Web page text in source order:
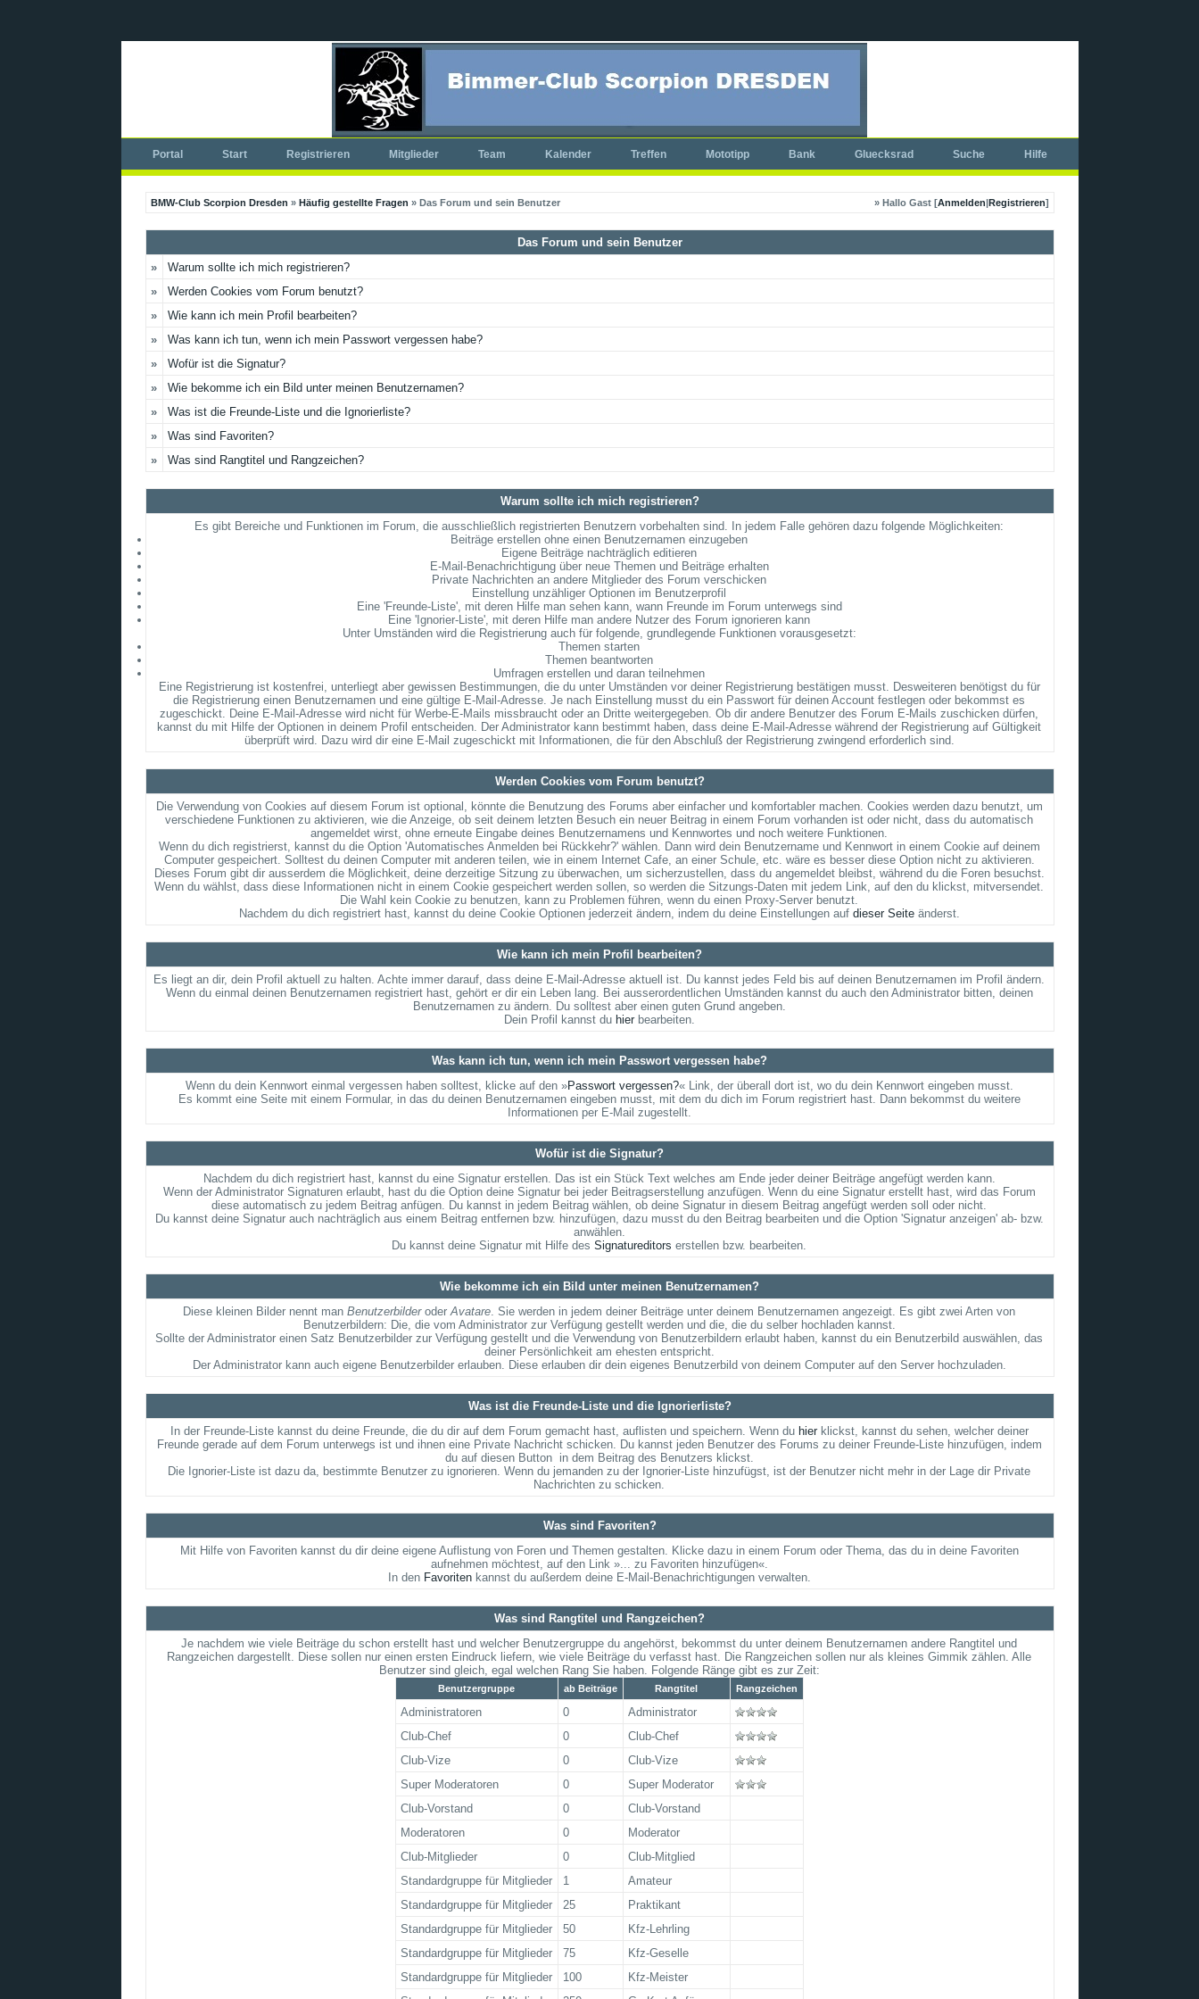
Portal Start Registrieren Mitglieder Team Kalender Treffen Mototipp Bank Gluecksrad Suche Hilfe
BMW-Club Scorpion Dresden » Häufig gestellte Fragen » Das Forum und sein Benutzer » Hallo Gast [Anmelden|Registrieren]
Das Forum und sein Benutzer
»
Warum sollte ich mich registrieren?
»
Werden Cookies vom Forum benutzt?
»
Wie kann ich mein Profil bearbeiten?
»
Was kann ich tun, wenn ich mein Passwort vergessen habe?
»
Wofür ist die Signatur?
»
Wie bekomme ich ein Bild unter meinen Benutzernamen?
»
Was ist die Freunde-Liste und die Ignorierliste?
»
Was sind Favoriten?
»
Was sind Rangtitel und Rangzeichen?
Warum sollte ich mich registrieren?
Es gibt Bereiche und Funktionen im Forum, die ausschließlich registrierten Benutzern vorbehalten sind. In jedem Falle gehören dazu folgende Möglichkeiten:
Beiträge erstellen ohne einen Benutzernamen einzugeben
Eigene Beiträge nachträglich editieren
E-Mail-Benachrichtigung über neue Themen und Beiträge erhalten
Private Nachrichten an andere Mitglieder des Forum verschicken
Einstellung unzähliger Optionen im Benutzerprofil
Eine 'Freunde-Liste', mit deren Hilfe man sehen kann, wann Freunde im Forum unterwegs sind
Eine 'Ignorier-Liste', mit deren Hilfe man andere Nutzer des Forum ignorieren kann
Unter Umständen wird die Registrierung auch für folgende, grundlegende Funktionen vorausgesetzt:
Themen starten
Themen beantworten
Umfragen erstellen und daran teilnehmen
Eine Registrierung ist kostenfrei, unterliegt aber gewissen Bestimmungen, die du unter Umständen vor deiner Registrierung bestätigen musst. Desweiteren benötigst du für
die Registrierung einen Benutzernamen und eine gültige E-Mail-Adresse. Je nach Einstellung musst du ein Passwort für deinen Account festlegen oder bekommst es
zugeschickt. Deine E-Mail-Adresse wird nicht für Werbe-E-Mails missbraucht oder an Dritte weitergegeben. Ob dir andere Benutzer des Forum E-Mails zuschicken dürfen,
kannst du mit Hilfe der Optionen in deinem Profil entscheiden. Der Administrator kann bestimmt haben, dass deine E-Mail-Adresse während der Registrierung auf Gültigkeit
überprüft wird. Dazu wird dir eine E-Mail zugeschickt mit Informationen, die für den Abschluß der Registrierung zwingend erforderlich sind.
Werden Cookies vom Forum benutzt?
Die Verwendung von Cookies auf diesem Forum ist optional, könnte die Benutzung des Forums aber einfacher und komfortabler machen. Cookies werden dazu benutzt, um
verschiedene Funktionen zu aktivieren, wie die Anzeige, ob seit deinem letzten Besuch ein neuer Beitrag in einem Forum vorhanden ist oder nicht, dass du automatisch
angemeldet wirst, ohne erneute Eingabe deines Benutzernamens und Kennwortes und noch weitere Funktionen.
Wenn du dich registrierst, kannst du die Option 'Automatisches Anmelden bei Rückkehr?' wählen. Dann wird dein Benutzername und Kennwort in einem Cookie auf deinem
Computer gespeichert. Solltest du deinen Computer mit anderen teilen, wie in einem Internet Cafe, an einer Schule, etc. wäre es besser diese Option nicht zu aktivieren.
Dieses Forum gibt dir ausserdem die Möglichkeit, deine derzeitige Sitzung zu überwachen, um sicherzustellen, dass du angemeldet bleibst, während du die Foren besuchst.
Wenn du wählst, dass diese Informationen nicht in einem Cookie gespeichert werden sollen, so werden die Sitzungs-Daten mit jedem Link, auf den du klickst, mitversendet.
Die Wahl kein Cookie zu benutzen, kann zu Problemen führen, wenn du einen Proxy-Server benutzt.
Nachdem du dich registriert hast, kannst du deine Cookie Optionen jederzeit ändern, indem du deine Einstellungen auf dieser Seiteänderst.
Wie kann ich mein Profil bearbeiten?
Es liegt an dir, dein Profil aktuell zu halten. Achte immer darauf, dass deine E-Mail-Adresse aktuell ist. Du kannst jedes Feld bis auf deinen Benutzernamen im Profil ändern.
Wenn du einmal deinen Benutzernamen registriert hast, gehört er dir ein Leben lang. Bei ausserordentlichen Umständen kannst du auch den Administrator bitten, deinen
Benutzernamen zu ändern. Du solltest aber einen guten Grund angeben.
Dein Profil kannst du hierbearbeiten.
Was kann ich tun, wenn ich mein Passwort vergessen habe?
Wenn du dein Kennwort einmal vergessen haben solltest, klicke auf den »Passwort vergessen?« Link, der überall dort ist, wo du dein Kennwort eingeben musst.
Es kommt eine Seite mit einem Formular, in das du deinen Benutzernamen eingeben musst, mit dem du dich im Forum registriert hast. Dann bekommst du weitere
Informationen per E-Mail zugestellt.
Wofür ist die Signatur?
Nachdem du dich registriert hast, kannst du eine Signatur erstellen. Das ist ein Stück Text welches am Ende jeder deiner Beiträge angefügt werden kann.
Wenn der Administrator Signaturen erlaubt, hast du die Option deine Signatur bei jeder Beitragserstellung anzufügen. Wenn du eine Signatur erstellt hast, wird das Forum
diese automatisch zu jedem Beitrag anfügen. Du kannst in jedem Beitrag wählen, ob deine Signatur in diesem Beitrag angefügt werden soll oder nicht.
Du kannst deine Signatur auch nachträglich aus einem Beitrag entfernen bzw. hinzufügen, dazu musst du den Beitrag bearbeiten und die Option 'Signatur anzeigen' ab- bzw.
anwählen.
Du kannst deine Signatur mit Hilfe des Signatureditors erstellen bzw. bearbeiten.
Wie bekomme ich ein Bild unter meinen Benutzernamen?
Diese kleinen Bilder nennt man BenutzerbilderoderAvatare. Sie werden in jedem deiner Beiträge unter deinem Benutzernamen angezeigt. Es gibt zwei Arten von
Benutzerbildern: Die, die vom Administrator zur Verfügung gestellt werden und die, die du selber hochladen kannst.
Sollte der Administrator einen Satz Benutzerbilder zur Verfügung gestellt und die Verwendung von Benutzerbildern erlaubt haben, kannst du ein Benutzerbild auswählen, das
deiner Persönlichkeit am ehesten entspricht.
Der Administrator kann auch eigene Benutzerbilder erlauben. Diese erlauben dir dein eigenes Benutzerbild von deinem Computer auf den Server hochzuladen.
Was ist die Freunde-Liste und die Ignorierliste?
In der Freunde-Liste kannst du deine Freunde, die du dir auf dem Forum gemacht hast, auflisten und speichern. Wenn du hierklickst, kannst du sehen, welcher deiner
Freunde gerade auf dem Forum unterwegs ist und ihnen eine Private Nachricht schicken. Du kannst jeden Benutzer des Forums zu deiner Freunde-Liste hinzufügen, indem
du auf diesen Button in dem Beitrag des Benutzers klickst.
Die Ignorier-Liste ist dazu da, bestimmte Benutzer zu ignorieren. Wenn du jemanden zu der Ignorier-Liste hinzufügst, ist der Benutzer nicht mehr in der Lage dir Private
Nachrichten zu schicken.
Was sind Favoriten?
Mit Hilfe von Favoriten kannst du dir deine eigene Auflistung von Foren und Themen gestalten. Klicke dazu in einem Forum oder Thema, das du in deine Favoriten
aufnehmen möchtest, auf den Link »... zu Favoriten hinzufügen«.
In den Favoritenkannst du außerdem deine E-Mail-Benachrichtigungen verwalten.
Was sind Rangtitel und Rangzeichen?
Je nachdem wie viele Beiträge du schon erstellt hast und welcher Benutzergruppe du angehörst, bekommst du unter deinem Benutzernamen andere Rangtitel und
Rangzeichen dargestellt. Diese sollen nur einen ersten Eindruck liefern, wie viele Beiträge du verfasst hast. Die Rangzeichen sollen nur als kleines Gimmik zählen. Alle
Benutzer sind gleich, egal welchen Rang Sie haben. Folgende Ränge gibt es zur Zeit:
Benutzergruppe ab Beiträge Rangtitel Rangzeichen
Administratoren 0
Administrator
Club-Chef
0
Club-Chef
Club-Vize
0
Club-Vize
Super Moderatoren
0
Super Moderator
Club-Vorstand
0
Club-Vorstand
Moderatoren
0
Moderator
Club-Mitglieder
0
Club-Mitglied
Standardgruppe für Mitglieder
1
Amateur
Standardgruppe für Mitglieder
25
Praktikant
Standardgruppe für Mitglieder
50
Kfz-Lehrling
Standardgruppe für Mitglieder
75
Kfz-Geselle
Standardgruppe für Mitglieder
100
Kfz-Meister